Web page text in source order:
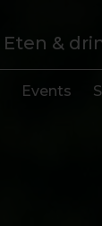
Eten &
Events